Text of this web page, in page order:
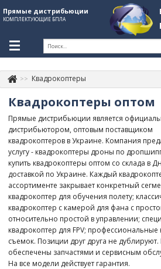
Прямые дистрибьюции
КОМПЛЕКТУЮЩИЕ БПЛА
+380507774092
Информация о компании
About Company
Обзоры
Категории
Бренды
Войти в B2B
Стать партнером
Квадрокоптеры
Квадрокоптеры оптом
Прямые дистрибьюции является
дистрибьютором, оптовым поставщиком
квадрокоптеров в Украине. Компания
услугу - квадрокоптеры дроны по
купить квадрокоптеры оптом со склада в
доставкой по Украине. Каждый
ассортименте закрывает конкретный
квадрокоптер для обучения полету;
квадрокоптер с камерой для фана с
относительно простой в управлении;
квадрокоптер для FPV; профессиональные
съемок. Позиции друг друга не
обеспечены запчастями и сервисным
На все модели действует гарантия.